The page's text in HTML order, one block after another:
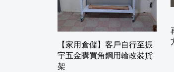
【家用倉儲】客戶自行至振
宇五金購買角鋼用輪改裝貨
架